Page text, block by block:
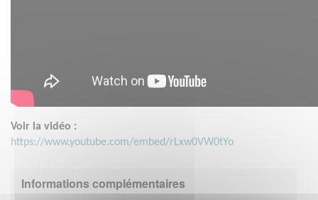
Voir la vidéo :
https://www.youtube.com/embed/rLxw0VW0tYo
Informations complémentaires